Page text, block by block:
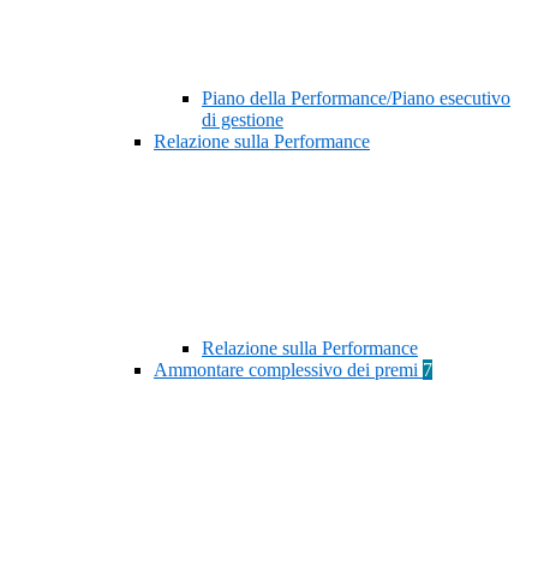
Piano della Performance/Piano esecutivo
di gestione
Relazione sulla Performance
Relazione sulla Performance
Ammontare complessivo dei premi 7